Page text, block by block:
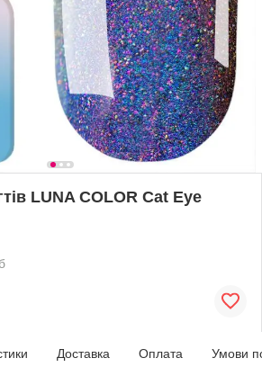
LUNA COLOR Cat Eye
Доставка Оплата Умови